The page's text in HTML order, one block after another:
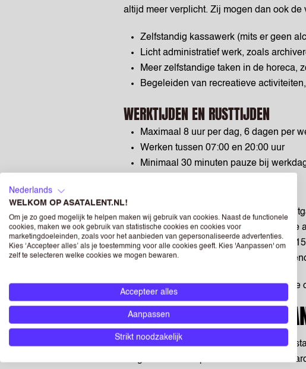
altijd meer verplicht. Zij mogen dan ook
Zelfstandig kassawerk (mits er geen
Licht administratief werk, zoals
Meer zelfstandige taken in de horeca,
Begeleiden van recreatieve
WERKTIJDEN EN RUSTTIJDEN
Maximaal 8 uur per dag, 6 dagen per
Werken tussen 07:00 en 20:00 uur
Minimaal 30 minuten pauze bij
VERGOEDING
Sinds de nieuwe cao-bepalingen is het
gelijkwaardig worden beloond volgens de
opdrachtgever. Voor medewerkers vanaf
jeugdminimumloon dat binnen de
Meer algemene informatie hierover vind je
VAKANTIEKRACHTEN
Vakantiekrachten van 16 jaar mogen
dragen. Maar let op: het werk moet
Nederlands
WELKOM OP ASATALENT.NL!
Om je zo goed mogelijk te helpen maken wij gebruik van cookies. Naast de functionele
cookies, maken we ook gebruik van statistische cookies en cookies voor
marketingdoeleinden, zoals voor het aanbieden van gepersonaliseerde advertenties.
Kies ‘Accepteer alles’ als je toestemming voor alle cookies geeft. Kies 'Aanpassen' om
zelf te selecteren welke cookies we mogen bewaren.
Accepteer alles
Aanpassen
Strikt noodzakelijk